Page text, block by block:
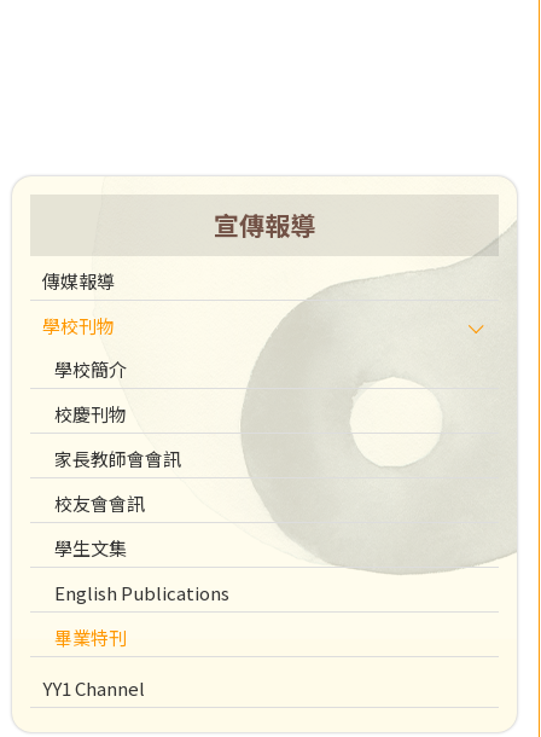
宣傳報導
傳媒報導
學校刊物
學校簡介
校慶刊物
家長教師會會訊
校友會會訊
學生文集
English Publications
畢業特刊
YY1 Channel